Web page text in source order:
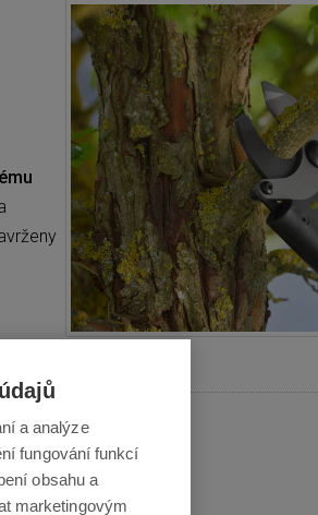
a analýze
fungování funkcí
obsahu a
marketingovým